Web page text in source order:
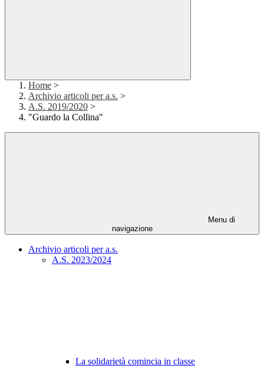
Home >
Archivio articoli per a.s. >
A.S. 2019/2020 >
"Guardo la Collina"
Menu di
navigazione
Archivio articoli per a.s.
A.S. 2023/2024
La solidarietà comincia in classe